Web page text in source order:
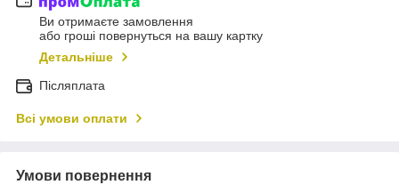
Ви отримаєте замовлення
або гроші повернуться на вашу картку
Детальніше
Післяплата
Всі умови оплати
Умови повернення